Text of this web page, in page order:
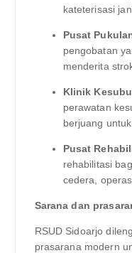
kateterisasi
Pusat
pengobatan
menderita
Klinik
perawatan
berjuang untuk
Pusat
rehabilitasi
cedera,
Sarana dan
RSUD Sidoarjo
prasarana modern